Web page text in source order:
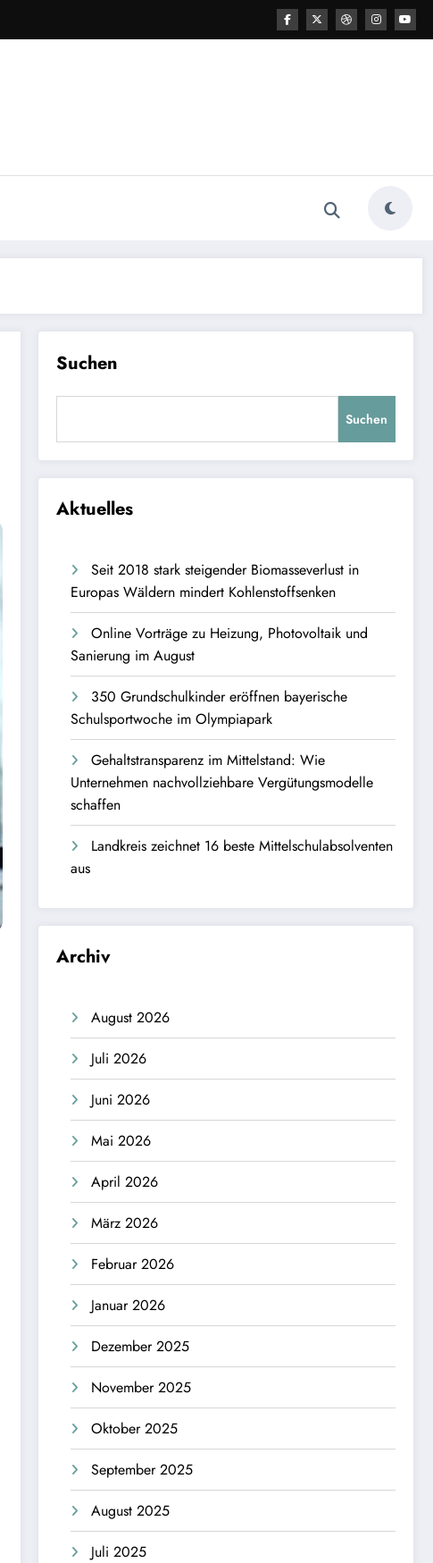
Suchen
Suchen
Aktuelles
Seit 2018 stark steigender Biomasseverlust in
Europas Wäldern mindert Kohlenstoffsenken
Online Vorträge zu Heizung, Photovoltaik und
Sanierung im August
350 Grundschulkinder eröffnen bayerische
Schulsportwoche im Olympiapark
Gehaltstransparenz im Mittelstand: Wie
Unternehmen nachvollziehbare Vergütungsmodelle
schaffen
Landkreis zeichnet 16 beste Mittelschulabsolventen
aus
Archiv
August 2026
Juli 2026
Juni 2026
Mai 2026
April 2026
März 2026
Februar 2026
Januar 2026
Dezember 2025
November 2025
Oktober 2025
September 2025
August 2025
Juli 2025